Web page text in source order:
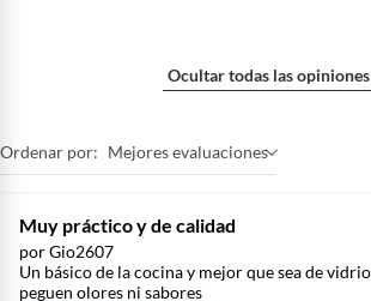
Ocultar todas las opiniones
Ordenar por: Mejores evaluaciones
Muy práctico y de calidad
por Gio2607
Un básico de la cocina y mejor que sea de
peguen olores ni sabores